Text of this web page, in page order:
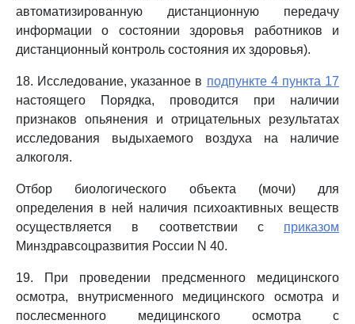
автоматизированную дистанционную передачу
информации о состоянии здоровья работников и
дистанционный контроль состояния их здоровья).
18. Исследование, указанное в подпункте 4 пункта 17
настоящего Порядка, проводится при наличии
признаков опьянения и отрицательных результатах
исследования выдыхаемого воздуха на наличие
алкоголя.
Отбор биологического объекта (мочи) для
определения в ней наличия психоактивных веществ
осуществляется в соответствии с приказом
Минздравсоцразвития России N 40.
19. При проведении предсменного медицинского
осмотра, внутрисменного медицинского осмотра и
послесменного медицинского осмотра с